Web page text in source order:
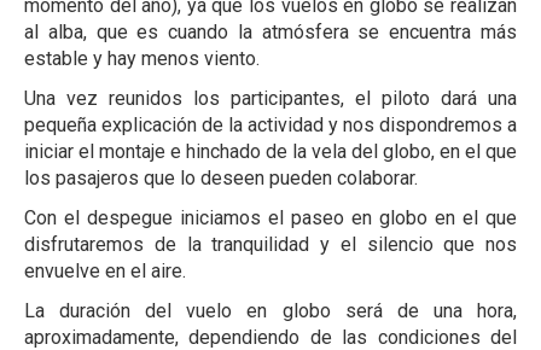
momento del año), ya que los vuelos en globo se realizan
al alba, que es cuando la atmósfera se encuentra más
estable y hay menos viento.
Una vez reunidos los participantes, el piloto dará una
pequeña explicación de la actividad y nos dispondremos a
iniciar el montaje e hinchado de la vela del globo, en el que
los pasajeros que lo deseen pueden colaborar.
Con el despegue iniciamos el paseo en globo en el que
disfrutaremos de la tranquilidad y el silencio que nos
envuelve en el aire.
La duración del vuelo en globo será de una hora,
aproximadamente, dependiendo de las condiciones del